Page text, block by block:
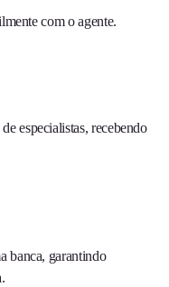
com o agente.
especialistas, recebendo
banca, garantindo